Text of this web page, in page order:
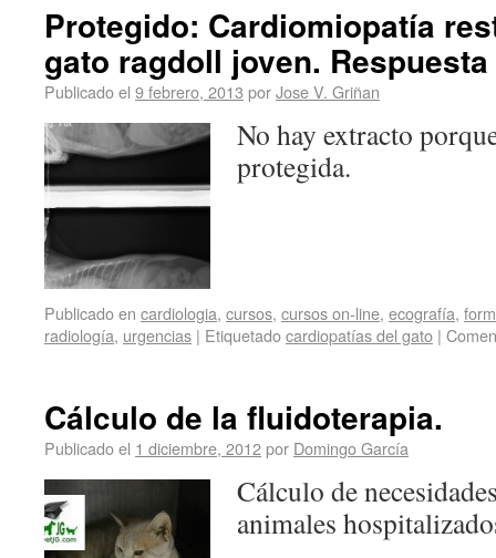
Protegido: Cardiomiopatía
gato ragdoll joven.
Publicado el 9 febrero, 2013 porJose V. Griñan
No hay extracto
protegida.
Publicado en cardiologia, cursos, cursos on-line, ecografía,
radiología, urgencias | Etiquetadocardiopatías del gato |
Cálculo de la fluidoterapia.
Publicado el 1 diciembre, 2012por Domingo García
Cálculo de
animales